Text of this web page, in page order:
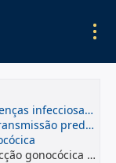
e parasitárias
sexual
do sistema músculo-esquelético